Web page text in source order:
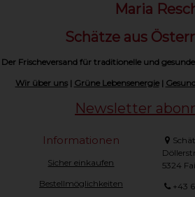
Maria
Schätze aus
Der Frischeversand für traditionelle und
Wir über uns| Grüne Lebensenergie|
Newsletter
Informationen
Sicher einkaufen
Bestellmöglichkeiten
5324
+43